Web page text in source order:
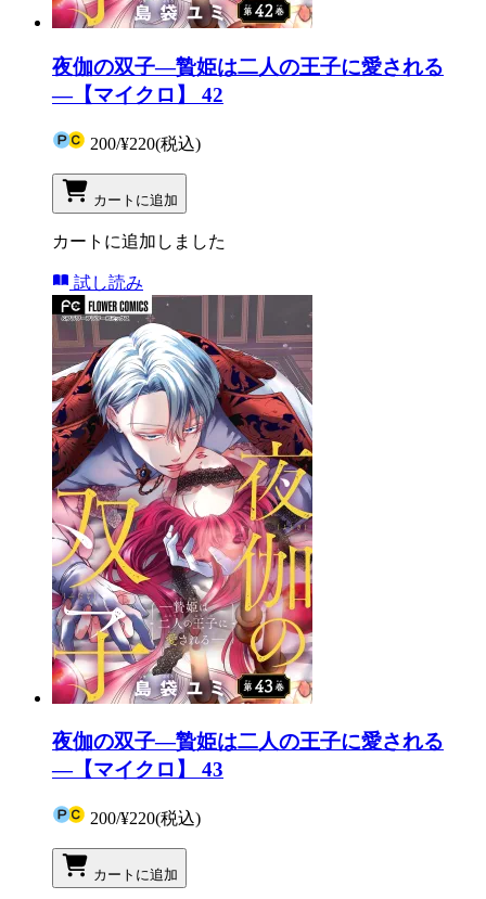
夜伽の双子―贄姫は二人の王子に愛される
―【マイクロ】 42
200/¥220(税込)
カートに追加
カートに追加しました
試し読み
夜伽の双子―贄姫は二人の王子に愛される
―【マイクロ】 43
200/¥220(税込)
カートに追加